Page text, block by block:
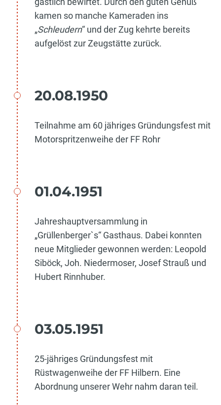
kamen so manche Kameraden ins
„Schleudern“ und der Zug kehrte bereits
aufgelöst zur Zeugstätte zurück.
20.08.1950
Teilnahme am 60 jähriges Gründungsfest mit
Motorspritzenweihe der FF Rohr
01.04.1951
Jahreshauptversammlung in
„Grüllenberger`s“ Gasthaus. Dabei konnten
neue Mitglieder gewonnen werden: Leopold
Siböck, Joh. Niedermoser, Josef Strauß und
Hubert Rinnhuber.
03.05.1951
25-jähriges Gründungsfest mit
Rüstwagenweihe der FF Hilbern. Eine
Abordnung unserer Wehr nahm daran teil.